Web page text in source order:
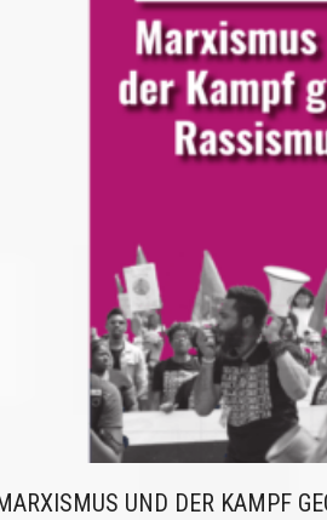
UND DER KAMPF